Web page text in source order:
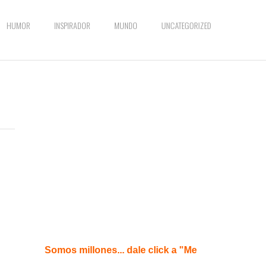
HUMOR INSPIRADOR MUNDO UNCATEGORIZED
Somos millones... dale click a "Me